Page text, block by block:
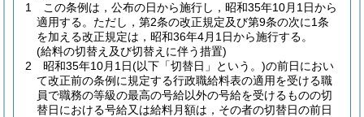
1
この条例は，公布の日から施行し，昭和35年10月1日から
適用する。 ただし，第2条の改正規定及び第9条の次に1条
を加える改正規定は，昭和36年4月1日から施行する。
(給料の切替え及び切替えに伴う措置)
2
昭和35年10月1日(以下「切替日」という。)の前日におい
て改正前の条例に規定する行政職給料表の適用を受ける職
員で職務の等級の最高の号給以外の号給を受けるものの切
替日における号給又は給料月額は，その者の切替日の前日